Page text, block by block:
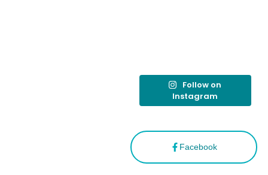
Facebook
Follow on
Instagram